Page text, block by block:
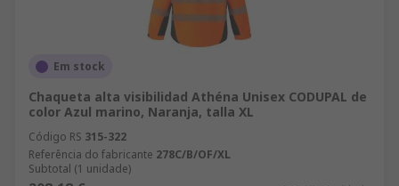
Em stock
Chaqueta alta visibilidad Athéna Unisex CODUPAL de
color Azul marino, Naranja, talla XL
Código RS 315-322
Referência do fabricante 278C/B/OF/XL
Subtotal (1 unidade)